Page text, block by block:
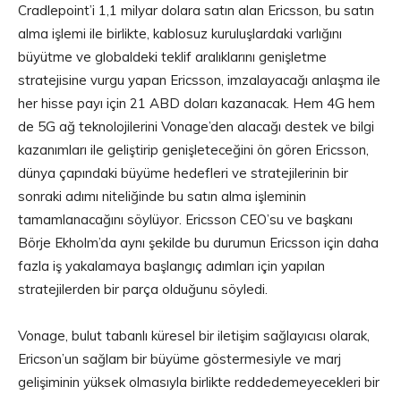
Cradlepoint’i 1,1 milyar dolara satın alan Ericsson, bu satın
alma işlemi ile birlikte, kablosuz kuruluşlardaki varlığını
büyütme ve globaldeki teklif aralıklarını genişletme
stratejisine vurgu yapan Ericsson, imzalayacağı anlaşma ile
her hisse payı için 21 ABD doları kazanacak. Hem 4G hem
de 5G ağ teknolojilerini Vonage’den alacağı destek ve bilgi
kazanımları ile geliştirip genişleteceğini ön gören Ericsson,
dünya çapındaki büyüme hedefleri ve stratejilerinin bir
sonraki adımı niteliğinde bu satın alma işleminin
tamamlanacağını söylüyor. Ericsson CEO’su ve başkanı
Börje Ekholm’da aynı şekilde bu durumun Ericsson için daha
fazla iş yakalamaya başlangıç adımları için yapılan
stratejilerden bir parça olduğunu söyledi.
Vonage, bulut tabanlı küresel bir iletişim sağlayıcısı olarak,
Ericson’un sağlam bir büyüme göstermesiyle ve marj
gelişiminin yüksek olmasıyla birlikte reddedemeyecekleri bir